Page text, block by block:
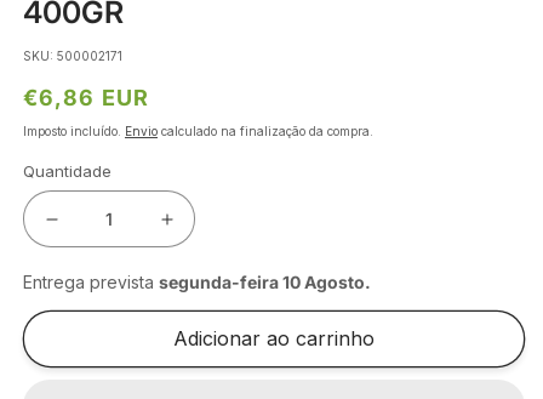
400GR
SKU: 500002171
Preço
normal
€6,86 EUR
Imposto incluído. Envio calculado na finalização da compra.
Quantidade
Diminuir
a
quantidade
de
Aumentar
a
quantidade
de
MOPA
Entrega prevista segunda-feira 10 Agosto.
Adicionar ao carrinho